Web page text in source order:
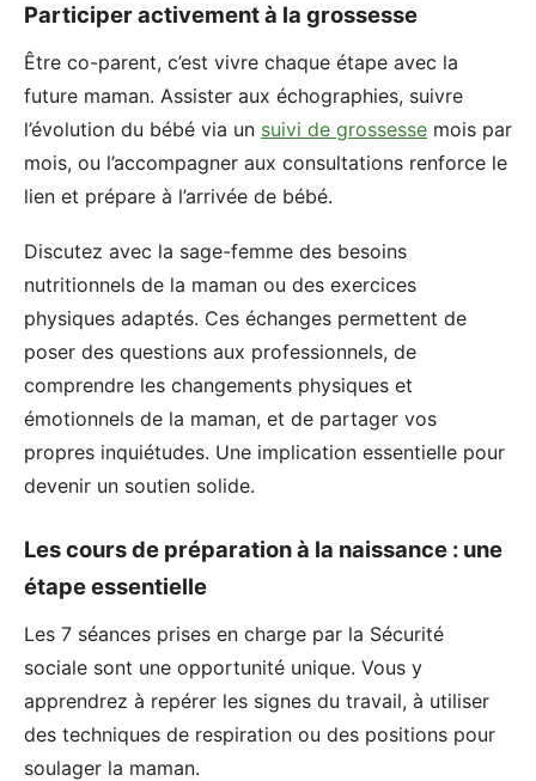
Participer activement à la grossesse
Être co-parent, c’est vivre chaque étape avec la
future maman. Assister aux échographies, suivre
l’évolution du bébé via un suivi de grossesse mois par
mois, ou l’accompagner aux consultations renforce le
lien et prépare à l’arrivée de bébé.
Discutez avec la sage-femme des besoins
nutritionnels de la maman ou des exercices
physiques adaptés. Ces échanges permettent de
poser des questions aux professionnels, de
comprendre les changements physiques et
émotionnels de la maman, et de partager vos
propres inquiétudes. Une implication essentielle pour
devenir un soutien solide.
Les cours de préparation à la naissance : une
étape essentielle
Les 7 séances prises en charge par la Sécurité
sociale sont une opportunité unique. Vous y
apprendrez à repérer les signes du travail, à utiliser
des techniques de respiration ou des positions pour
soulager la maman.